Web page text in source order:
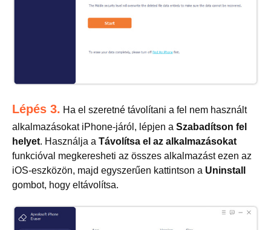
Lépés 3. Ha el szeretné távolítani a fel nem használt
alkalmazásokat iPhone-járól, lépjen a Szabadítson fel
helyet. Használja a Távolítsa el az alkalmazásokat
funkcióval megkeresheti az összes alkalmazást ezen az
iOS-eszközön, majd egyszerűen kattintson a Uninstall
gombot, hogy eltávolítsa.